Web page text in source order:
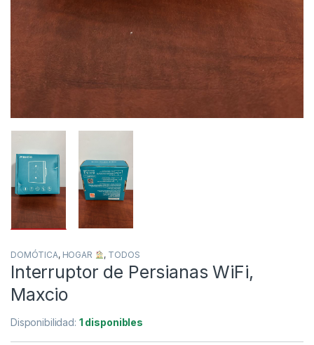
DOMÓTICA, HOGAR , TODOS
Interruptor de Persianas WiFi,
Maxcio
Disponibilidad: 1 disponibles